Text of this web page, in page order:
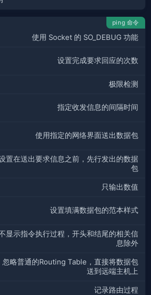
ping 命令
使用 Socket 的 SO_DEBUG 功能
设置完成要求回应的次数
极限检测
指定收发信息的间隔时间
使用指定的网络界面送出数据包
置在送出要求信息之前，先行发出的数据
包
只输出数值
设置填满数据包的范本样式
显示指令执行过程，开头和结尾的相关信
息除外
忽略普通的Routing Table，直接将数据包
送到远端主机上
记录路由过程